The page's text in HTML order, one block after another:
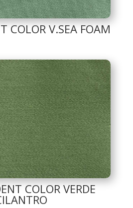
COLOR V.SEA FOAM
COLOR VERDE